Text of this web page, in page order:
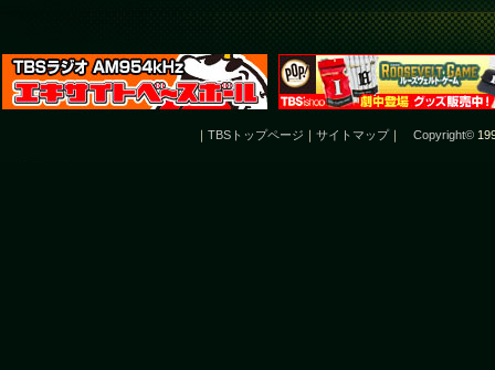
｜ TBSトップページ ｜ サイトマップ｜ Copyright©